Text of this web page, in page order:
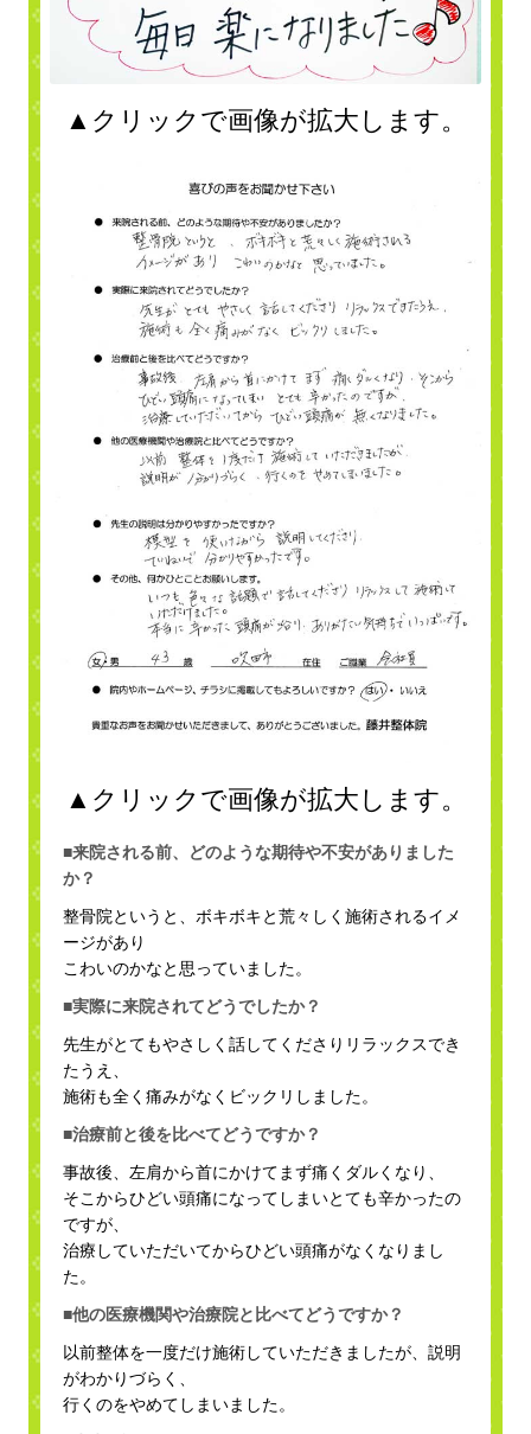
▲クリックで画像が拡大します。
▲クリックで画像が拡大します。
■来院される前、どのような期待や不安がありました
か？
整骨院というと、ボキボキと荒々しく施術されるイメ
ージがあり
こわいのかなと思っていました。
■実際に来院されてどうでしたか？
先生がとてもやさしく話してくださりリラックスでき
たうえ、
施術も全く痛みがなくビックリしました。
■治療前と後を比べてどうですか？
事故後、左肩から首にかけてまず痛くダルくなり、
そこからひどい頭痛になってしまいとても辛かったの
ですが、
治療していただいてからひどい頭痛がなくなりまし
た。
■他の医療機関や治療院と比べてどうですか？
以前整体を一度だけ施術していただきましたが、説明
がわかりづらく、
行くのをやめてしまいました。